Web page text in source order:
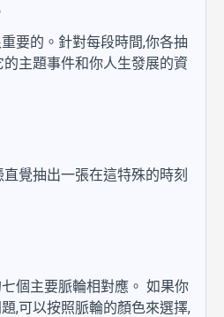
要的。針對每段時間,你各抽
主題事件和你人生發展的資
覺抽出一張在這特殊的時刻
個主要脈輪相對應。 如果你
,可以按照脈輪的顏色來選擇,